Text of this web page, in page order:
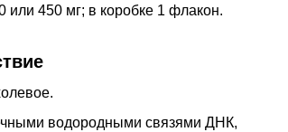
или 450 мг; в коробке 1 флакон.
.
водородными связями ДНК,